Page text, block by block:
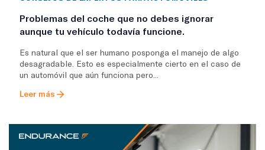
Problemas del coche que no debes ignorar
aunque tu vehículo todavía funcione.
Es natural que el ser humano posponga el manejo de algo
desagradable. Esto es especialmente cierto en el caso de
un automóvil que aún funciona pero...
Leer más